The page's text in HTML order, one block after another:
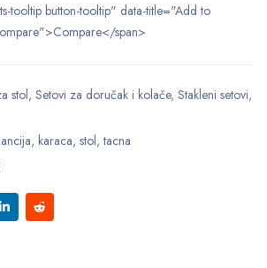
tooltip button-tooltip" data-title="Add to
span>
stol, Setovi za doručak i kolače, Stakleni setovi,
, karaca, stol,tacna